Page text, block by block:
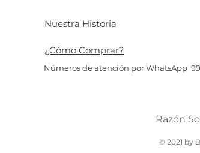
Nuestra Historia
¿Cómo Comprar?
Razón
Números de atención por WhatsApp
© 2021 by